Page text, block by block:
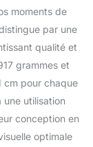
de
barski.
moments de
par une
qualité et
grammes et
cm pour chaque
une utilisation
conception en
optimale